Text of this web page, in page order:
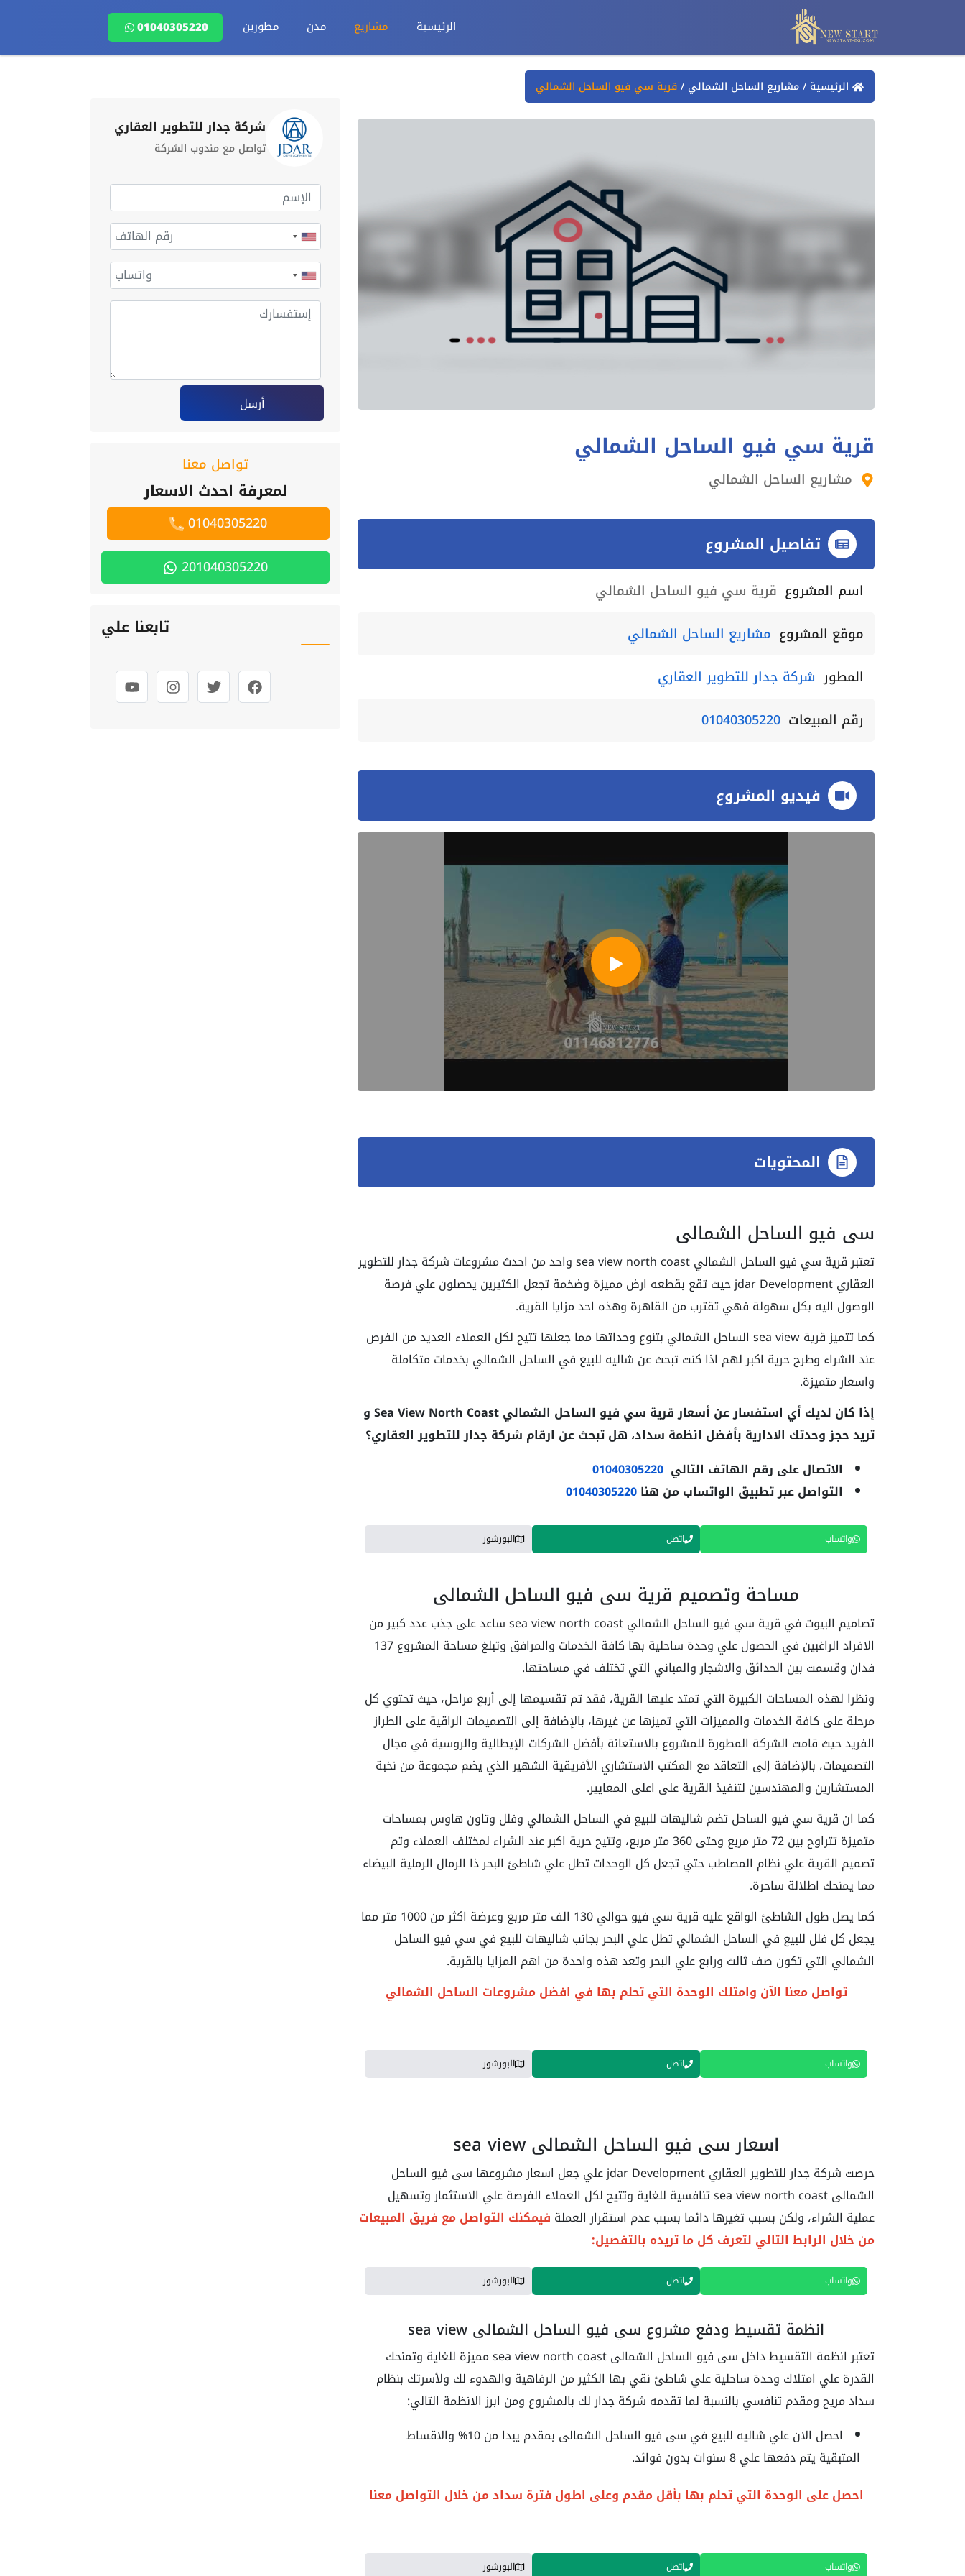
الرئيسية مشاريع مدن مطورين 01040305220
الرئيسية /مشاريع الساحل الشمالي /قرية سي فيو الساحل الشمالي
قرية سي فيو الساحل الشمالي
مشاريع الساحل الشمالي
تفاصيل المشروع
اسم المشروع قرية سي فيو الساحل الشمالي
موقع المشروع مشاريع الساحل الشمالي
المطور شركة جدار للتطوير العقاري
رقم المبيعات 01040305220
فيديو المشروع
المحتويات
سي فيو الساحل الشمالي
تعتبر قرية سي فيو الساحل الشمالي
sea ​​view north coast واحد من احدث مشروعات شركة جدار للتطوير
العقاري jdar Development حيث تقع بقطعه ارض مميزة وضخمة تجعل الكثيرين يحصلون علي فرصة
الوصول اليه بكل سهولة فهي تقترب من القاهرة وهذه احد مزايا القرية.
كما تتميز قرية sea view الساحل الشمالي بتنوع وحداتها مما جعلها تتيح لكل العملاء العديد من الفرص
عند الشراء وطرح حرية اكبر لهم اذا كنت تبحث عن شاليه للبيع في الساحل الشمالي بخدمات متكاملة
واسعار متميزة.
إذا كان لديك أي استفسار عن أسعار قرية سي فيو الساحل الشمالي Sea View North Coast و
تريد حجز وحدتك الادارية بأفضل انظمة سداد، هل تبحث عن ارقام شركة جدار للتطوير العقاري؟
الاتصال على رقم الهاتف التالي 01040305220
التواصل عبر تطبيق الواتساب من هنا01040305220
واتساب اتصل البورشور
مساحة وتصميم قرية سي فيو الساحل الشمالي
تصاميم البيوت في قرية سي فيو الساحل الشمالي sea ​​view north coast ساعد على جذب عدد كبير من
الافراد الراغبين في الحصول علي وحدة ساحلية بها كافة الخدمات والمرافق وتبلغ مساحة المشروع 137
فدان وقسمت بين الحدائق والاشجار والمباني التي تختلف في مساحتها.
ونظرا لهذه المساحات الكبيرة التي تمتد عليها القرية، فقد تم تقسيمها إلى أربع مراحل، حيث تحتوي كل
مرحلة على كافة الخدمات والمميزات التي تميزها عن غيرها، بالإضافة إلى التصميمات الراقية على الطراز
الفريد حيث قامت الشركة المطورة للمشروع بالاستعانة بأفضل الشركات الإيطالية والروسية في مجال
التصميمات، بالإضافة إلى التعاقد مع المكتب الاستشاري الأفريقية الشهير الذي يضم مجموعة من نخبة
المستشارين والمهندسين لتنفيذ القرية على اعلى المعايير.
كما ان قرية سي فيو الساحل تضم شاليهات للبيع في الساحل الشمالي وفلل وتاون هاوس بمساحات
متميزة تتراوح بين 72 متر مربع وحتى 360 متر مربع، وتتيح حرية اكبر عند الشراء لمختلف العملاء وتم
تصميم القرية علي نظام المصاطب حتي تجعل كل الوحدات تطل علي شاطئ البحر ذا الرمال الرملية البيضاء
مما يمنحك اطلالة ساحرة.
كما يصل طول الشاطئ الواقع عليه قرية سي فيو حوالي 130 الف متر مربع وعرضة اكثر من 1000 متر مما
يجعل كل فلل للبيع في الساحل الشمالي تطل علي البحر بجانب شاليهات للبيع في سي فيو الساحل
الشمالي التي تكون صف ثالث ورابع علي البحر وتعد هذه واحدة من اهم المزايا بالقرية.
تواصل معنا الآن وامتلك الوحدة التي تحلم بها في افضل مشروعات الساحل الشمالي
واتساب اتصل البورشور
اسعارسي فيو الساحل الشمالي sea ​​view
حرصت شركة جدار للتطوير العقاري jdar Development علي جعل اسعار مشروعها سى فيو الساحل
الشمالى sea ​​view north coast تنافسية للغاية وتتيح لكل العملاء الفرصة علي الاستثمار وتسهيل
عملية الشراء، ولكن بسبب تغيرها دائما بسبب عدم استقرار العملة فيمكنك التواصل مع فريق المبيعات
من خلال الرابط التالي لتعرف كل ما تريده بالتفصيل:
واتساب اتصل البورشور
انظمة تقسيط ودفع مشروع سي فيو الساحل الشمالي sea ​​view
تعتبر انظمة التقسيط داخل سى فيو الساحل الشمالى sea ​​view north coast مميزة للغاية وتمنحك
القدرة علي امتلاك وحدة ساحلية علي شاطئ نقي بها الكثير من الرفاهية والهدوء لك ولأسرتك بنظام
سداد مريح ومقدم تنافسي بالنسبة لما تقدمه شركة جدار لك بالمشروع ومن ابرز الانظمة التالي:
احصل الان علي شاليه للبيع في سى فيو الساحل الشمالى بمقدم يبدا من 10% والاقساط
المتبقية يتم دفعها علي 8 سنوات بدون فوائد.
احصل على الوحدة التي تحلم بها بأقل مقدم وعلى اطول فترة سداد من خلال التواصل معنا
واتساب اتصل البورشور
شركة جدار للتطوير العقاري
تواصل مع مندوب الشركة
أرسل
تواصل معنا
لمعرفة احدث الاسعار
01040305220
201040305220
تابعنا علي